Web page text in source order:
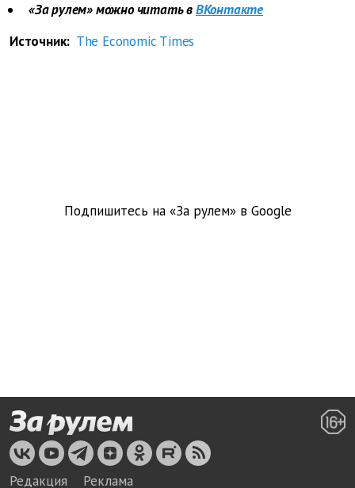
«За рулем» можно читать вВКонтакте
Источник: The Economic Times
Подпишитесь на «За рулем» в Google
Редакция Реклама